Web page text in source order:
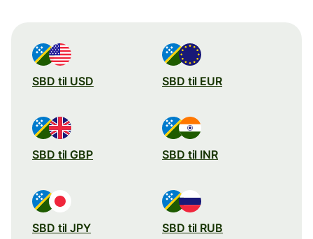
SBD til USD SBD til EUR
SBD til GBP SBD til INR
SBD til JPY SBD til RUB